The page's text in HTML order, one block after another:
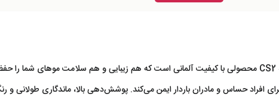
افراد حساس و مادران باردار ایمن می‌کند. پوشش‌دهی بالا، ماندگاری